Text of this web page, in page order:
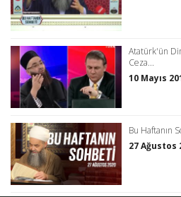
Atatürk'ün
Ceza...
10 Mayıs
Bu Haftanın
27 Ağustos